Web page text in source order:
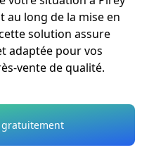
au long de la mise en
solution assure
adaptée pour vos
vente de qualité.